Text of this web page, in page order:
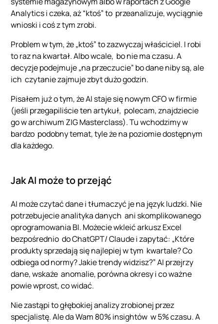
Analytics i czeka, aż “ktoś” to przeanalizuje, wyciągnie
wnioski i coś z tym zrobi.
Problem w tym, że „ktoś” to zazwyczaj właściciel. I robi
to raz na kwartał. Albo wcale, bo nie ma czasu. A
decyzje podejmuje „na przeczucie” bo dane niby są, ale
ich czytanie zajmuje zbyt dużo godzin.
Pisałem już o tym, że AI staje się nowym CFO w firmie
(jeśli przegapiliście ten artykuł, polecam, znajdziecie
go w archiwum ZIG Masterclass). Tu wchodzimy w
bardzo podobny temat, tyle że na poziomie dostępnym
dla każdego.
Jak AI może to przejąć
AI może czytać dane i tłumaczyć je na język ludzki. Nie
potrzebujecie analityka danych ani skomplikowanego
oprogramowania BI. Możecie wkleić arkusz Excel
bezpośrednio do ChatGPT/ Claude i zapytać: „Które
produkty sprzedają się najlepiej w tym kwartale? Co
odbiega od normy? Jakie trendy widzisz?” AI przejrzy
dane, wskaże anomalie, porówna okresy i co ważne
powie wprost, co widać.
Nie zastąpi to głębokiej analizy zrobionej przez
specjalistę. Ale da Wam 80% insightów w 5% czasu. A